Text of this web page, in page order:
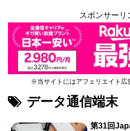
スポンサーリ
※当サイトにはアフェリエイト広
データ通信端末
第31回